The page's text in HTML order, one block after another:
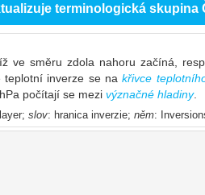
terminologická
ve směru zdola nahoru začíná,
teplotní inverze se nakřivce
počítají se mezi význačné hladiny.
slov: hranica inverzie; něm: